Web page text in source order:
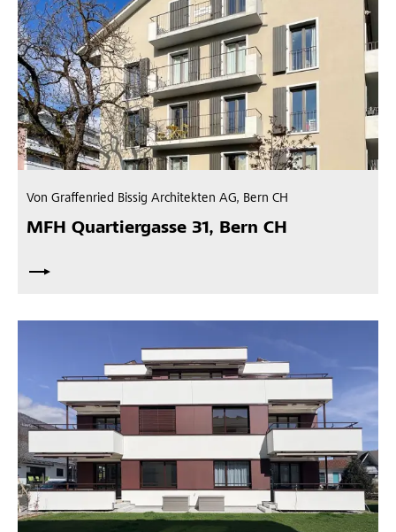
MFH Quartiergasse 31, Bern CH
Von Graffenried Bissig Architekten AG, Bern CH